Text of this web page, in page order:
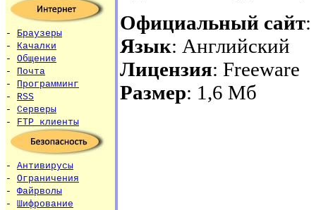
- Браузеры
- Качалки
- Общение
- Почта
- Программинг
- RSS
- Серверы
- FTP клиенты
- Антивирусы
- Ограничения
- Файрволы
- Шифрование
Официальный сайт
Язык: Английский
Лицензия: Freeware
Размер: 1,6 Мб